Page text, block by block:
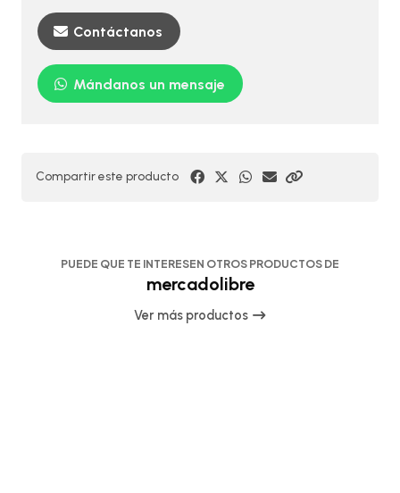
Contáctanos
Mándanos un mensaje
Compartir este producto
PUEDE QUE TE INTERESEN OTROS PRODUCTOS DE
mercadolibre
Ver más productos